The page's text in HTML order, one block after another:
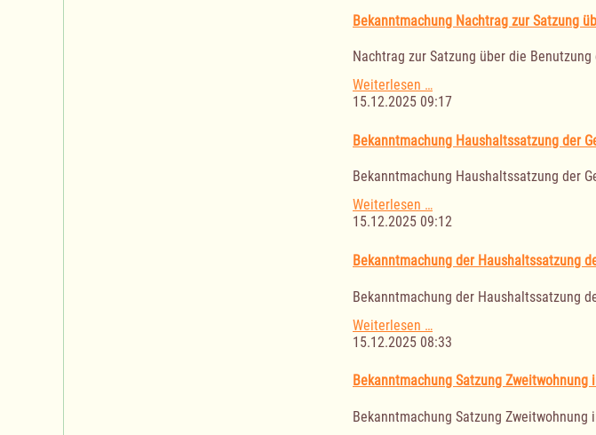
Buchholz
Benutzungs-
und
Gebührensatzung
für
Jugend-
Freizeitstätte
Bekanntmachung Nachtrag zur Satzung
Nachtrag zur Satzung über die
Weiterlesen …Bekanntmachung
Nachtrag
Satzung
über
Benutzung
Gemeinschaftsräume
01.01.2026
15.12.2025 09:17
Bekanntmachung Haushaltssatzung der
Bekanntmachung Haushaltssatzung der
Weiterlesen …Bekanntmachung
Haushaltssatzung
Gemeinde
Kittlitz
das
2026
15.12.2025 09:12
Bekanntmachung der Haushaltssatzung
Bekanntmachung der Haushaltssatzung
Weiterlesen …
der
der
Gemeinde
Salem
für
15.12.2025 08:33
Bekanntmachung Satzung
Bekanntmachung Satzung